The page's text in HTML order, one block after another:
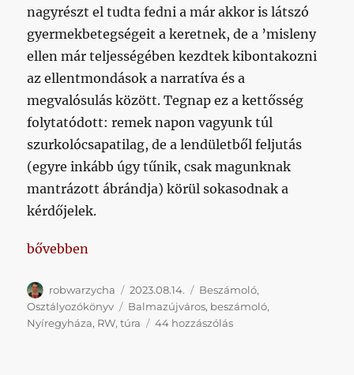
nagyrészt el tudta fedni a már akkor is látszó
gyermekbetegségeit a keretnek, de a ’misleny
ellen már teljességében kezdtek kibontakozni
az ellentmondások a narratíva és a
megvalósulás között. Tegnap ez a kettősség
folytatódott: remek napon vagyunk túl
szurkolócsapatilag, de a lendületből feljutás
(egyre inkább úgy tűnik, csak magunknak
mantrázott ábrándja) körül sokasodnak a
kérdőjelek.
„Merre tartunk?”
bővebben
Szerző
robwarzycha Közzétéve
2023.08.14. Kategória
Beszámoló,
Osztályozókönyv
Címke
Balmazújváros, beszámoló,
Nyíregyháza, RW,túra 44 hozzászólásMerre